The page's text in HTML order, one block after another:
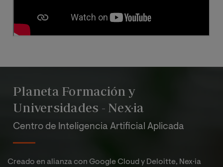
Planeta Formación y
Universidades - Nex·ia
Centro de Inteligencia Artificial Aplicada
Creado en alianza con Google Cloud y Deloitte, Nex·ia